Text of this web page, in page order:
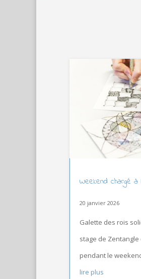
Weekend chargé à
20 janvier 2026
Galette des rois
stage de
pendant le
lire plus